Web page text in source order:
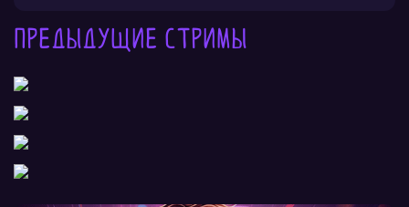
Предыдущие стримы